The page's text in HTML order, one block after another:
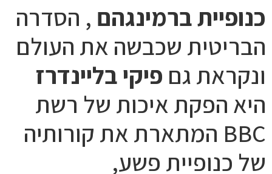
כנופיית ברמינגהם , הסדרה
הבריטית שכבשה את העולם
ונקראת גם פיקי בליינדרז
היא הפקת איכות של רשת
BBC המתארת את קורותיה
של כנופיית פשע,